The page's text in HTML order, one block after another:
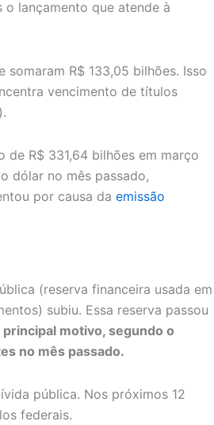
lançamento que atende à
R$ 133,05 bilhões. Isso
vencimento de títulos
de R$ 331,64 bilhões em março
dólar no mês passado,
por causa da emissão
(reserva financeira usada em
subiu. Essa reserva passou
principal motivo, segundo o
no mês passado.
pública. Nos próximos 12
federais.